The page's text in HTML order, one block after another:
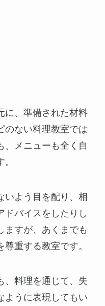
に、準備された材料
のない料理教室では
、メニューも全く自
いよう目を配り、相
ドバイスをしたりし
ますが、あくまでも
重する教室です。
、料理を通じて、失
ように表現してもい